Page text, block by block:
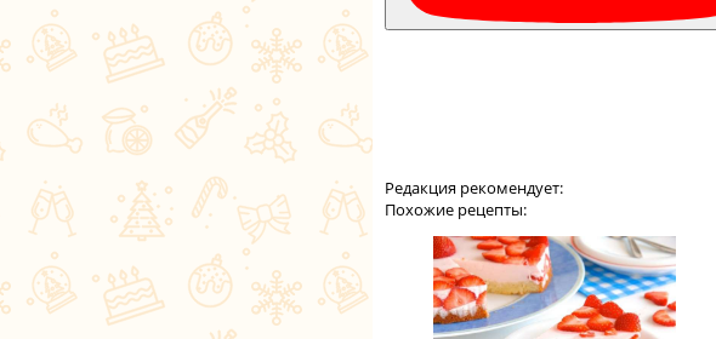
Редакция рекомендует:
Похожие рецепты: